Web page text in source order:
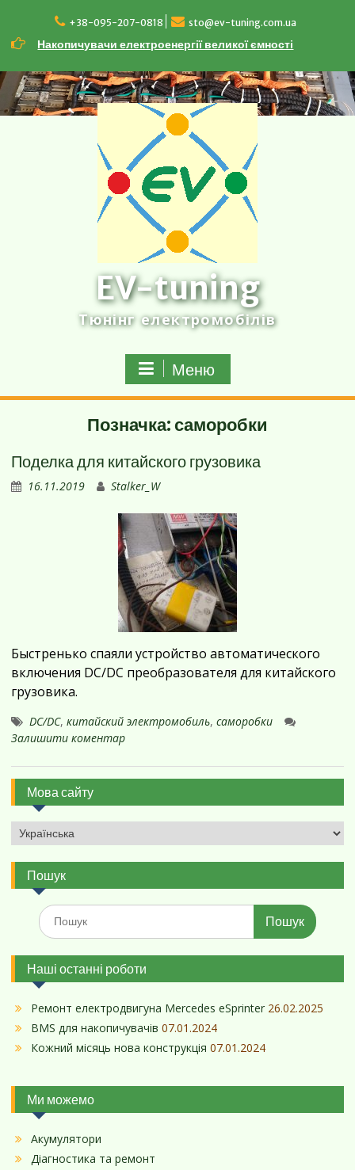
вмісту
+38-095-207-0818 sto@ev-tuning.com.ua
Накопичувачи електроенергії великої ємності
EV-tuning
Тюнінг електромобілів
Меню
Позначка:саморобки
Поделка для китайского грузовика
16.11.2019 Stalker_W
Быстренько спаяли устройство автоматического
включения DC/DC преобразователя для китайского
грузовика.
DC/DC,китайский электромобиль,саморобки
Залишити коментар
Мова сайту
Пошук
Шукати:
Наші останні роботи
Ремонт електродвигуна Mercedes eSprinter 26.02.2025
BMS для накопичувачів 07.01.2024
Кожний місяць нова конструкція 07.01.2024
Ми можемо
Акумулятори
Діагностика та ремонт